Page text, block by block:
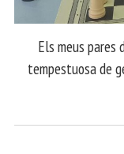
Els meus pares
tempestuosa de